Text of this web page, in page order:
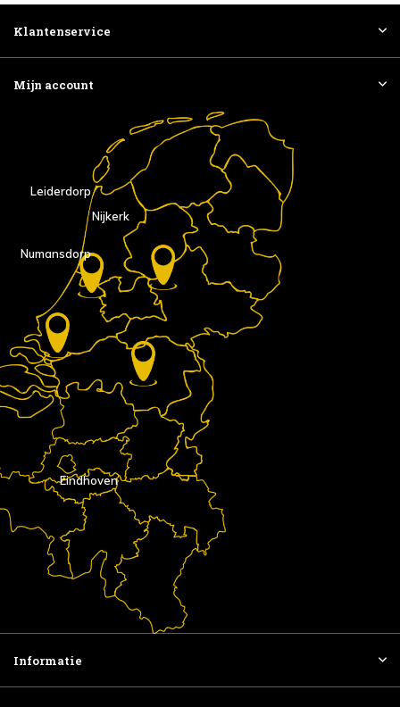
Klantenservice
Mijn account
Eindhoven
Nijkerk
Numansdorp
Leiderdorp
Informatie